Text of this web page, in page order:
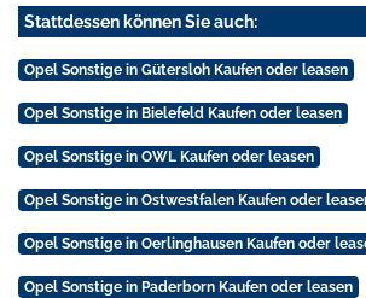
Stattdessen können Sie auch:
Opel Sonstige in Gütersloh Kaufen oder leasen
Opel Sonstige in Bielefeld Kaufen oder leasen
Opel Sonstige in OWL Kaufen oder leasen
Opel Sonstige in Ostwestfalen Kaufen oder
Opel Sonstige in Oerlinghausen Kaufen oder
Opel Sonstige in Paderborn Kaufen oder leasen